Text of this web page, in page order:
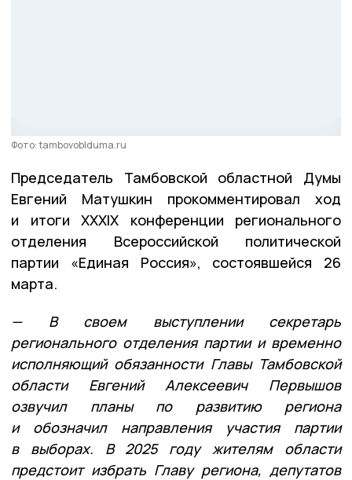
Фото: tambovoblduma.ru
Председатель Тамбовской областной Думы
Евгений Матушкин прокомментировал ход
и итоги XXXIX конференции регионального
отделения Всероссийской политической
партии «Единая Россия», состоявшейся 26
марта.
— В своем выступлении секретарь
регионального отделения партии и временно
исполняющий обязанности Главы Тамбовской
области Евгений Алексеевич Первышов
озвучил планы по развитию региона
и обозначил направления участия партии
в выборах. В 2025 году жителям области
предстоит избрать Главу региона, депутатов